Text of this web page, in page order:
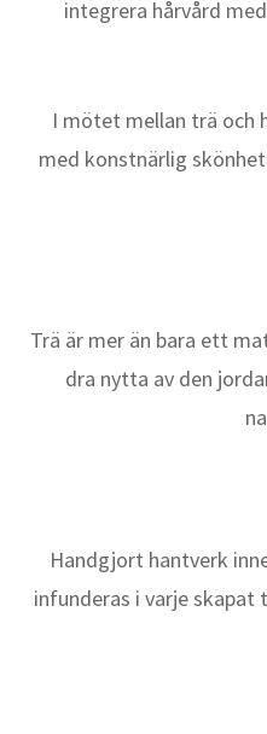
integrera hårvård
I mötet mellan trä och
med konstnärlig
Trä är mer än bara ett
dra nytta av den
Handgjort hantverk
infunderas i varje skapat